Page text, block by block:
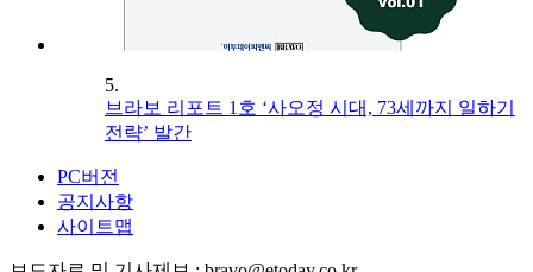
5.
브라보 리포트 1호 ‘사오정 시대, 73세까지 일하기
전략’ 발간
PC버전
공지사항
사이트맵